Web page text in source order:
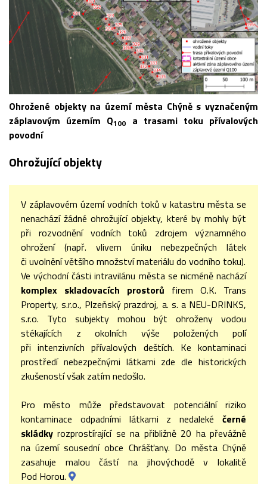
Ohrožené objekty na území města Chýně s vyznačeným
záplavovým územím Q100
a trasami toku přívalových
povodní
Ohrožující objekty
V záplavovém území vodních toků v katastru města se
nenachází žádné ohrožující objekty, které by mohly být
při rozvodnění vodních toků zdrojem významného
ohrožení (např. vlivem úniku nebezpečných látek
či uvolnění většího množství materiálu do vodního toku).
Ve východní části intravilánu města se nicméně nachází
komplex skladovacích prostorů firem O.K. Trans
Property, s.r.o., Plzeňský prazdroj, a. s. a NEU-DRINKS,
s.r.o. Tyto subjekty mohou být ohroženy vodou
stékajících z okolních výše položených polí
při intenzivních přívalových deštích. Ke kontaminaci
prostředí nebezpečnými látkami zde dle historických
zkušeností však zatím nedošlo.
Pro město může představovat potenciální riziko
kontaminace odpadními látkami z nedaleké černé
skládky rozprostírající se na přibližně 20 ha převážně
na území sousední obce Chrášťany. Do města Chýně
zasahuje malou částí na jihovýchodě v lokalitě
Pod Horou.